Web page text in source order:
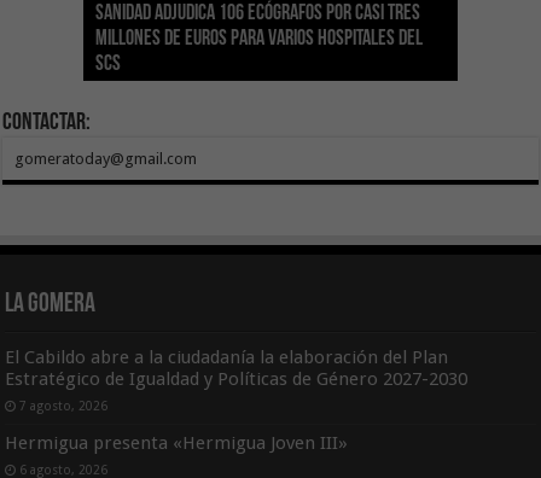
Sanidad adjudica 106 ecógrafos por casi tres
millones de euros para varios hospitales del
SCS
Gesplan logra la máxima puntuación en el
Índice de Transparencia de Canarias por cuarto
año consecutivo
El Gobierno canario concede ayudas del
POSEICAN-Pesca al sector por valor de 7,09 M€
tras aumentar las cuantías
Transición Ecológica coordina con Ashotel su
adhesión a la Red de Refugios Climáticos de
Canarias
Visocan incorpora 170 pisos a su parque de
vivienda protegida en régimen de alquiler
asequible de Tenerife
Sanidad refuerza la capacidad diagnóstica de
los centros de salud con el impulso de la
ecografía clínica
Contactar:
gomeratoday@gmail.com
La Gomera
El Cabildo abre a la ciudadanía la elaboración del Plan
Estratégico de Igualdad y Políticas de Género 2027-2030
7 agosto, 2026
Hermigua presenta «Hermigua Joven III»
6 agosto, 2026